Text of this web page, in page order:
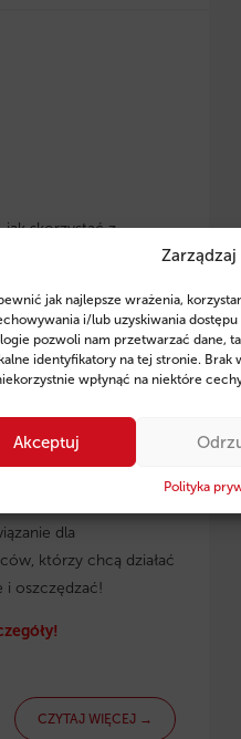
Zarządzaj
jak najlepsze wrażenia,
i/lub uzyskiwania
pozwoli nam przetwarzać dane,
identyfikatory na tej stronie. Brak
wpłynąć na niektóre
Akceptuj
Polityka
jak skorzystać z
w
OZE, modernizację
czy zakup
sprzętu. Poznaj
przykłady
sprawdź, jak
mogą pomóc Ci
środki na rozwój
pożyczka to
dla
którzy chcą działać
i oszczędzać!
CZYTAJ WIĘCEJ →